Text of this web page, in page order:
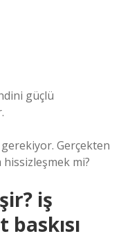
güçlü
Gerçekten
mi?
iş